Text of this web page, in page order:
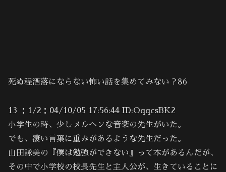
死ぬ程洒落にならない怖い話を集めてみない？86
13 ：1/2：04/10/05 17:56:44 ID:OqqcsBK2
小学生の時、少しメルヘンな音楽の先生がいた。
でも、凄い言葉に重みがあるような先生だった。
山田詠美の『僕は勉強ができない』って本があるんだが、
その中で小学校の校長先生と主人公が、生きていることに